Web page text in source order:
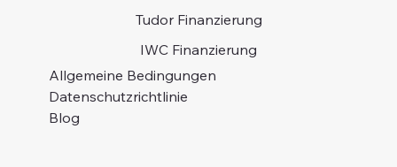
Tudor Finanzierung
IWC Finanzierung
Allgemeine Bedingungen
Datenschutzrichtlinie
Blog